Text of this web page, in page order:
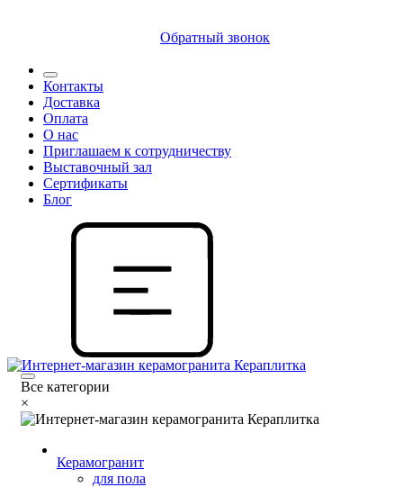
Обратный звонок
Контакты
Доставка
Оплата
О нас
Приглашаем к сотрудничеству
Выставочный зал
Сертификаты
Блог
Все категории
×
Керамогранит
для пола